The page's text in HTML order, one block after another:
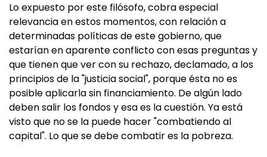
Lo expuesto por este filósofo, cobra especial
relevancia en estos momentos, con relación a
determinadas políticas de este gobierno, que
estarían en aparente conflicto con esas preguntas y
que tienen que ver con su rechazo, declamado, a los
principios de la "justicia social", porque ésta no es
posible aplicarla sin financiamiento. De algún lado
deben salir los fondos y esa es la cuestión. Ya está
visto que no se la puede hacer "combatiendo al
capital". Lo que se debe combatir es la pobreza.